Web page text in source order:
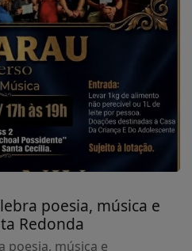
poesia, música e
Redonda
poesia, música e